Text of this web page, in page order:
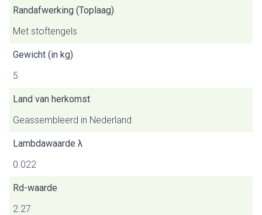
Randafwerking (Toplaag)
Met stoftengels
Gewicht (in kg)
5
Land van herkomst
Geassembleerd in Nederland
Lambdawaarde λ
0.022
Rd-waarde
2.27